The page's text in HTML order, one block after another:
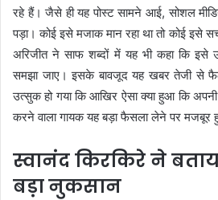
रहे हैं। जैसे ही यह पोस्ट सामने आई, सोशल
पड़ा। कोई इसे मजाक मान रहा था तो कोई इसे
अरिजीत ने साफ शब्दों में यह भी कहा कि
समझा जाए। इसके बावजूद यह खबर तेजी से
उत्सुक हो गया कि आखिर ऐसा क्या हुआ कि
करने वाला गायक यह बड़ा फैसला लेने पर मजबूर
स्वानंद किरकिरे ने
बड़ा नुकसान